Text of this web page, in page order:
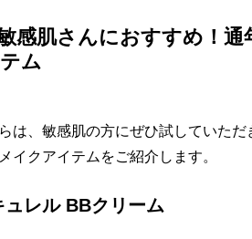
感肌さんにおすすめ！
ム
は、敏感肌の方にぜひ試していた
イクアイテムをご紹介します。
レル BBクリーム